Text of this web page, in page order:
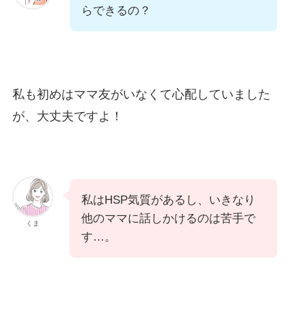
らできるの？
私も初めはママ友がいなくて心配していました
が、大丈夫ですよ！
くま
私はHSP気質があるし、いきなり
他のママに話しかけるのは苦手で
す…。